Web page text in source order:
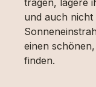
und auch nicht
einen
finden.